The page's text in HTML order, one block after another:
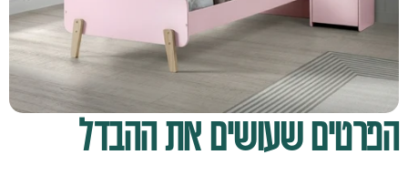
הפרטים שעושים את ההבדל